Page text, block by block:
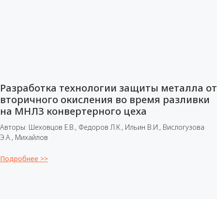
Разработка технологии защиты металла от
вторичного окисления во время разливки
на МНЛЗ конвертерного цеха
Авторы: Шеховцов Е.В., Федоров Л.К., Ильин В.И., Вислогузова
Э.А., Михайлов
Подробнее >>